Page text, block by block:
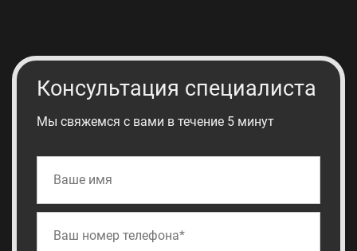
Консультация специалиста
Мы свяжемся с вами в течение 5 минут